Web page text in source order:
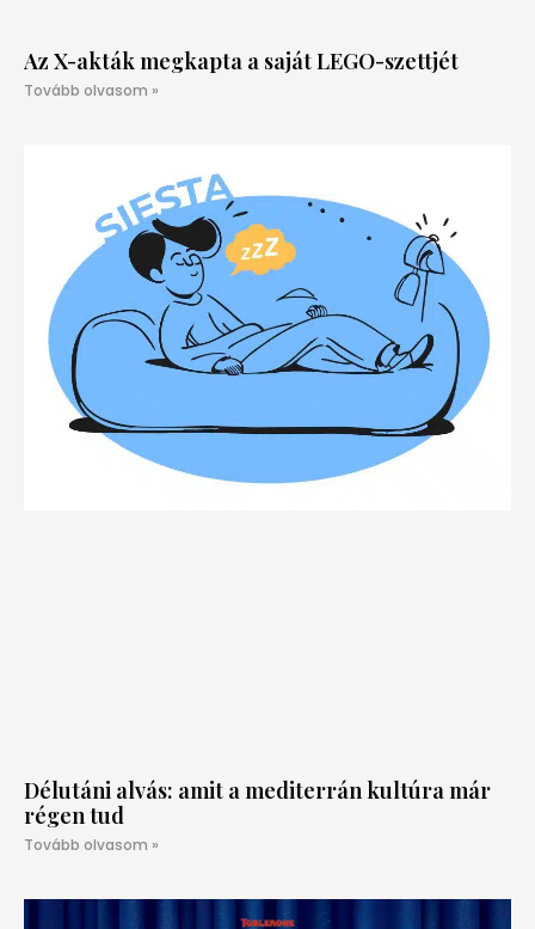
Az X-akták megkapta a saját LEGO-szettjét
Tovább olvasom »
Délutáni alvás: amit a mediterrán kultúra már
régen tud
Tovább olvasom »